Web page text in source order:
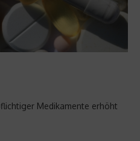
Medikamente erhöht